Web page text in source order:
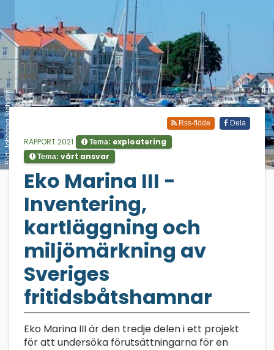
Bild: Johanna Sjöholm
;
Dela
Rss-flöde
RAPPORT 2021 Tema: exploatering
Tema: vårt ansvar
Eko Marina III -
Inventering,
kartläggning och
miljömärkning av
Sveriges
fritidsbåtshamnar
Eko Marina III är den tredje delen i ett projekt
för att undersöka förut­sättningarna för en